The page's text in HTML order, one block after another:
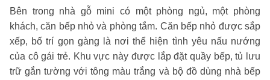
Bên trong nhà gỗ mini có một phòng ngủ, một phòng
khách, căn bếp nhỏ và phòng tắm. Căn bếp nhỏ được sắp
xếp, bố trí gọn gàng là nơi thể hiện tình yêu nấu nướng
của cô gái trẻ. Khu vực này được lắp đặt quầy bếp, tủ lưu
trữ gắn tường với tông màu trắng và bộ đồ dùng nhà bếp